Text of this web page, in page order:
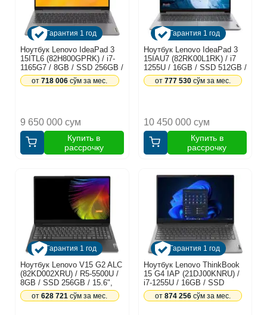
Гарантия 1 год
Ноутбук Lenovo IdeaPad 3
15ITL6 (82H800GPRK) / i7-
1165G7 / 8GB / SSD 256GB /
15.6", серый
9 650 000 сум
от718 006 сўм за мес.
Купить в
рассрочку
Гарантия 1 год
Ноутбук Lenovo IdeaPad 3
15IAU7 (82RK00L1RK) / i7
1255U / 16GB / SSD 512GB /
15.6",серый
10 450 000 сум
от 777 530сўм за мес.
Купить в
рассрочку
Гарантия 1 год
Ноутбук Lenovo V15 G2 ALC
(82KD002XRU) / R5-5500U /
8GB / SSD 256GB / 15.6",
черный
от628 721 сўм за мес.
Гарантия 1 год
Ноутбук Lenovo ThinkBook
15 G4 IAP (21DJ00KNRU) /
i7-1255U / 16GB / SSD
512GB / 15.6", серый
от 874 256сўм за мес.